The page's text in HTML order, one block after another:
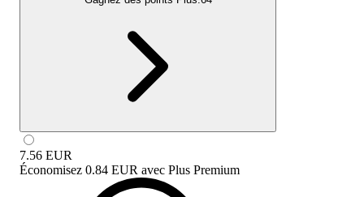
7.56 EUR
Économisez 0.84 EUR avec Plus Premium